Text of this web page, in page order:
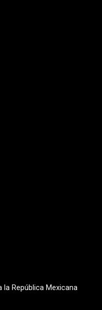
la República Mexicana